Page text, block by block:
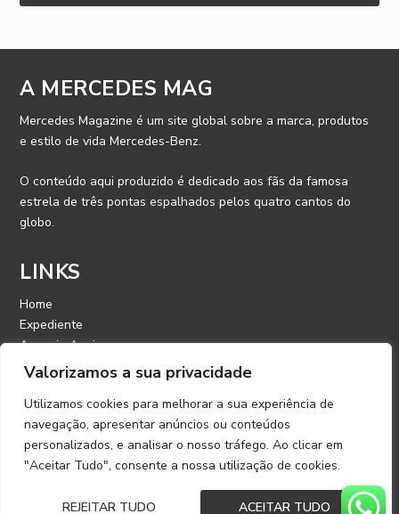
Valorizamos a sua privacidade
Utilizamos cookies para melhorar a sua experiência de
navegação, apresentar anúncios ou conteúdos
personalizados, e analisar o nosso tráfego. Ao clicar em
"Aceitar Tudo", consente a nossa utilização de cookies.
REJEITAR TUDO ACEITAR TUDO
A MERCEDES MAG
Mercedes Magazine é um site global sobre a marca, produtos
e estilo de vida Mercedes-Benz.
O conteúdo aqui produzido é dedicado aos fãs da famosa
estrela de três pontas espalhados pelos quatro cantos do
globo.
LINKS
Home
Expediente
Anuncie Aqui
Contato
CONTATO
E-mail: contato@mercedesmagazine.com.br
©️ 2022 – Copyright | Mercedes Magazine | Desenvolvido por